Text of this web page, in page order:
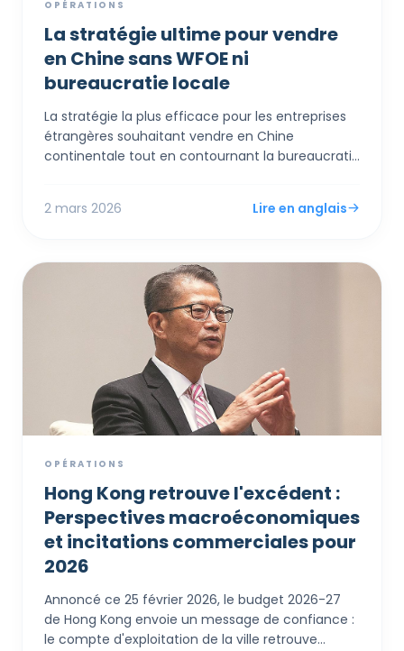
OPÉRATIONS
La stratégie ultime pour vendre
en Chine sans WFOE ni
bureaucratie locale
La stratégie la plus efficace pour les entreprises
étrangères souhaitant vendre en Chine
continentale tout en contournant la bureaucratie
parti des cadres du commerce électronique
commerçants internationaux peuvent accéder
aux consommateurs chinois, recevoir des
paiements en devises librement convertibles et
minimiser légalement leur empreinte fiscale sans
jamais incorporer d'entité sur le continent.
2 mars 2026 Lire en anglais
OPÉRATIONS
Hong Kong retrouve l'excédent :
Perspectives macroéconomiques
et incitations commerciales pour
2026
Annoncé ce 25 février 2026, le budget 2026-27
de Hong Kong envoie un message de confiance :
le compte d'exploitation de la ville retrouve